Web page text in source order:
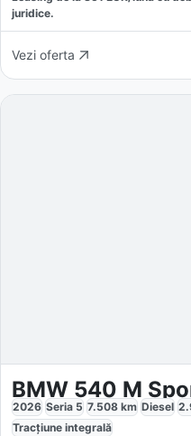
juridice.
Vezi oferta
BMW 540 M
2026 Seria 5 7.508 km Diesel
Tracțiune integrală